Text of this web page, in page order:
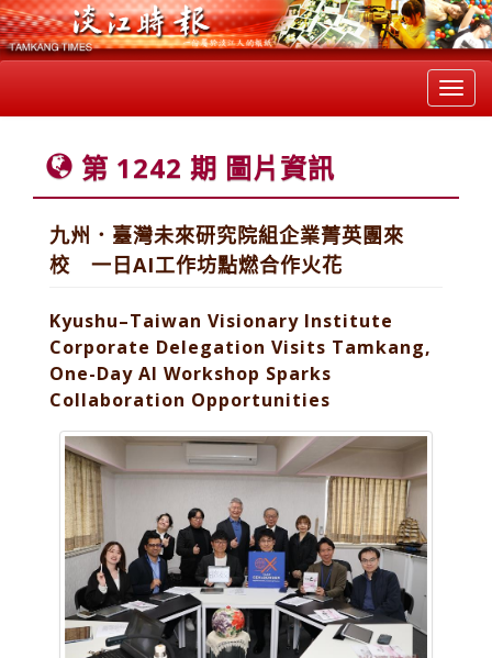
第 1242 期 圖片資訊
九州．臺灣未來研究院組企業菁英團來
校 一日AI工作坊點燃合作火花
Kyushu–Taiwan Visionary Institute
Corporate Delegation Visits Tamkang,
One-Day AI Workshop Sparks
Collaboration Opportunities